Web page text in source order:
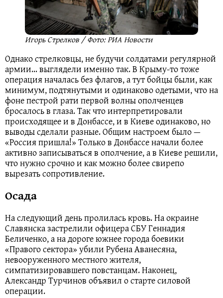
Игорь Стрелков / Фото: РИА Новости
Однако стрелковцы, не будучи солдатами регулярной
армии… выглядели именно так. В Крыму-то тоже
операция началась без флагов, а тут бойцы были, как
минимум, подтянутыми и одинаково одетыми, что на
фоне пестрой рати первой волны ополченцев
бросалось в глаза. Так что интерпретировали
происходящее и в Донбассе, и в Киеве одинаково, но
выводы сделали разные. Общим настроем было —
«Россия пришла!» Только в Донбассе начали более
активно записываться в ополчение, а в Киеве решили,
что нужно срочно и как можно более свирепо
вырезать сопротивление.
Осада
На следующий день пролилась кровь. На окраине
Славянска застрелили офицера СБУ Геннадия
Беличенко, а на дороге южнее города боевики
«Правого сектора» убили Рубена Аванесяна,
невооруженного местного жителя,
симпатизировавшего повстанцам. Наконец,
Александр Турчинов объявил о старте силовой
операции.